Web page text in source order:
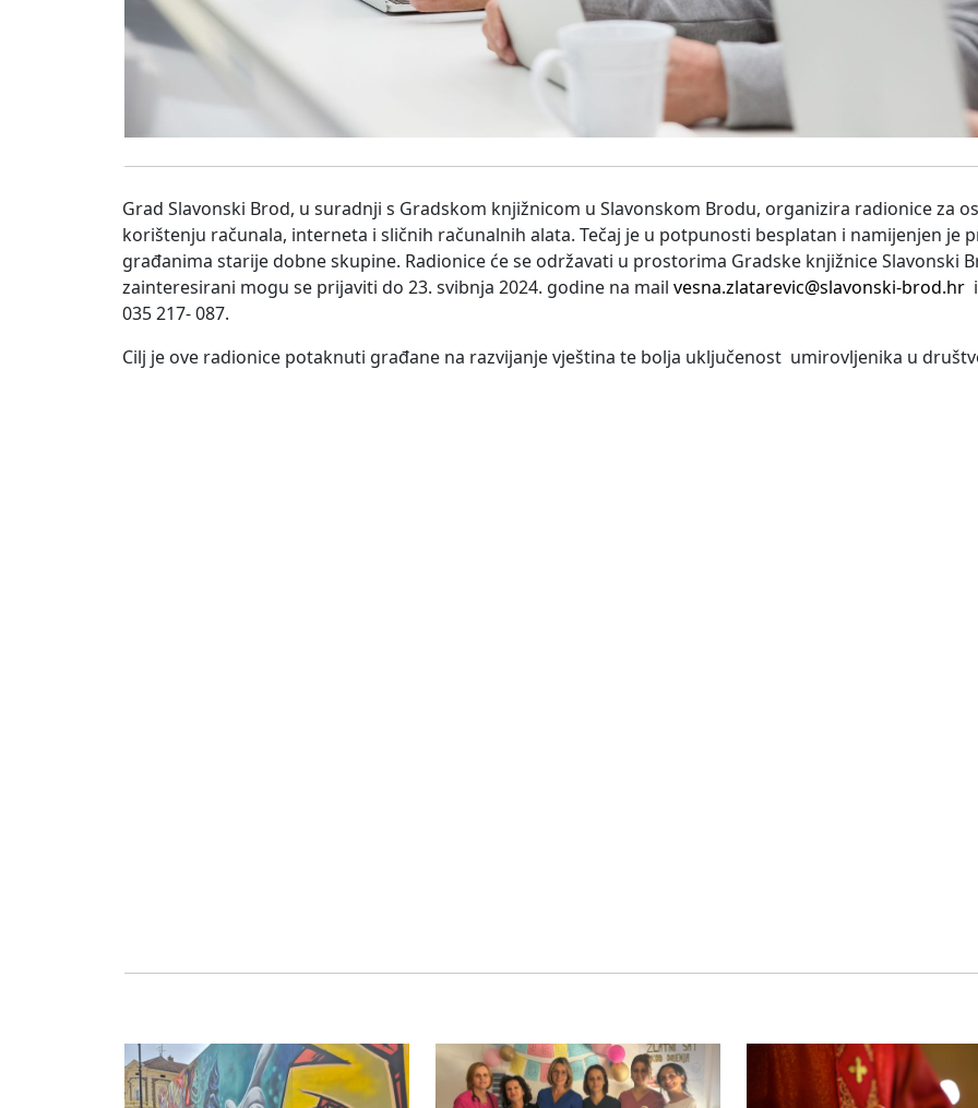
Grad Slavonski Brod, u suradnji s Gradskom knjižnicom u Slavonskom Brodu, organizira radionice za
korištenju računala, interneta i sličnih računalnih alata. Tečaj je u potpunosti besplatan i namijenjen je
građanima starije dobne skupine. Radionice će se održavati u prostorima Gradske knjižnice Slavonski
zainteresirani mogu se prijaviti do 23. svibnja 2024. godine na mail vesna.zlatarevic@slavonski-brod.hr
035 217- 087.
Cilj je ove radionice potaknuti građane na razvijanje vještina te bolja uključenost umirovljenika u